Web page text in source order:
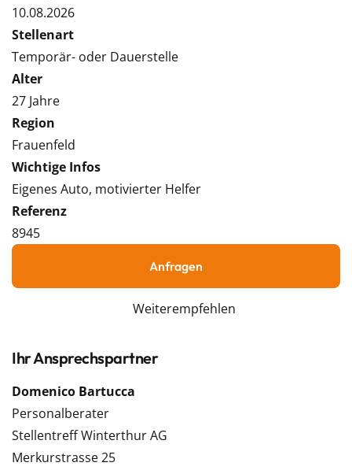
10.08.2026
Stellenart
Temporär- oder Dauerstelle
Alter
27 Jahre
Region
Frauenfeld
Wichtige Infos
Eigenes Auto, motivierter Helfer
Referenz
8945
Anfragen
Weiterempfehlen
Ihr Ansprechspartner
Domenico Bartucca
Personalberater
Stellentreff Winterthur AG
Merkurstrasse 25